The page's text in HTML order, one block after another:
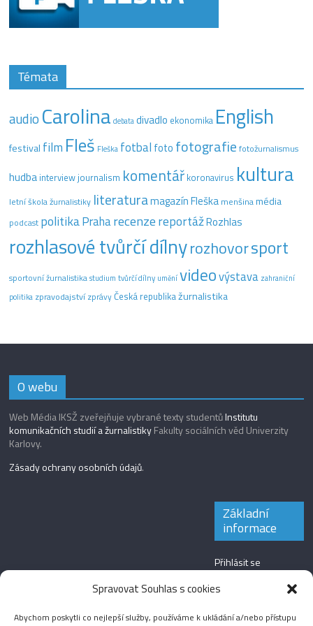
Spravovat Souhlas s cookies
Abychom poskytli co nejlepší služby, používáme k ukládání a/nebo přístupu
Témata
audio Carolina debata divadlo ekonomika English
festival film Fleš Fleška fotbal foto fotografie fotožurnalismus
hudba interview journalism komentář koronavirus kultura
letní škola žurnalistiky literaturamagazín Fleška menšinamédia
podcast politikaPraharecenzereportážRozhlas
rozhlasové tvůrčí dílnyrozhovorsport
sportovní žurnalistika studium tvůrčí dílny uměnívideovýstava zahraniční
politika zpravodajstvízprávyČeská republikažurnalistika
O webu
Web Média IKSŽ zveřejňuje vybrané texty studentůInstitutu
komunikačních studií a žurnalistikyFakulty sociálních věd Univerzity
Karlovy.
Zásady ochrany osobních údajů.
Základní
informace
Přihlásit se
Zdroj kanálů
Kanál komentářů